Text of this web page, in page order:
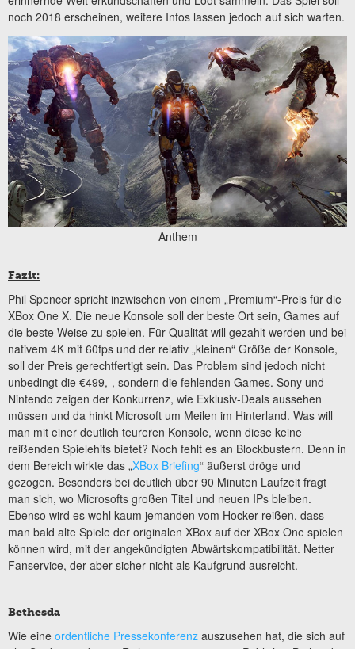
noch 2018 erscheinen, weitere Infos lassen jedoch auf sich warten.
Anthem
Fazit:
Phil Spencer spricht inzwischen von einem „Premium“-Preis für die
XBox One X. Die neue Konsole soll der beste Ort sein, Games auf
die beste Weise zu spielen. Für Qualität will gezahlt werden und bei
nativem 4K mit 60fps und der relativ „kleinen“ Größe der Konsole,
soll der Preis gerechtfertigt sein. Das Problem sind jedoch nicht
unbedingt die €499,-, sondern die fehlenden Games. Sony und
Nintendo zeigen der Konkurrenz, wie Exklusiv-Deals aussehen
müssen und da hinkt Microsoft um Meilen im Hinterland. Was will
man mit einer deutlich teureren Konsole, wenn diese keine
reißenden Spielehits bietet? Noch fehlt es an Blockbustern. Denn in
dem Bereich wirkte das „XBox Briefing“ äußerst dröge und
gezogen. Besonders bei deutlich über 90 Minuten Laufzeit fragt
man sich, wo Microsofts großen Titel und neuen IPs bleiben.
Ebenso wird es wohl kaum jemanden vom Hocker reißen, dass
man bald alte Spiele der originalen XBox auf der XBox One spielen
können wird, mit der angekündigten Abwärtskompatibilität. Netter
Fanservice, der aber sicher nicht als Kaufgrund ausreicht.
Bethesda
Wie eine ordentliche Pressekonferenz auszusehen hat, die sich auf